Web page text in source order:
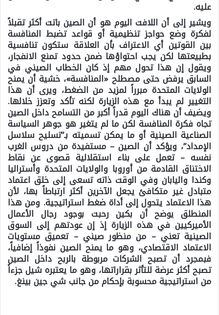
عليه.
ويشير إلى أن اللافت اليوم هو أن الصين باتت أكثر تقبلاً
لفكرة وضع حواجز تنظيمية أو قواعد تضبط المنافسة
بين القوتين أي الاعتراف بأن العلاقة ستكون تنافسية
بطبيعتها لكن يجب احتواؤها ضمن حدود تمنع الانفجار،
ويقول إن هذا تحول مهم إذ كان الخطاب الصيني في
السابق يرفض حتى مصطلح «المنافسة»، خشية أن يمنح
الولايات المتحدة مبرراً لمزيد من الضغط، ويرى أن هذا
التغيير لم يبدأ مع هذه الزيارة لكنه تأكد وتعزز خلالها.
ويضيف أن هناك اليوم قدراً أكبر من التسامح داخل الصين
تجاه فكرة المنافسة لكن ما لم يتغير هو جوهر السياسة
الصناعية الصينية أو ما يمكن تسميته بـ”تسليح سلاسل
الإمداد”، ويؤكد أن الصين – مستفيدة من دروس الغرب
نفسه – تعمل على بناء استقلالية قصوى عن نقاط
الاختناق القادمة من أوروبا والولايات المتحدة وأستراليا
وكندا واليابان وفي الوقت ذاته تسعى إلى خلق اعتماد
متبادل غير متكافئ يجعل الآخرين أكثر ارتباطاً بها، لأن
هذا الاعتماد يتحول إلى أداة ضغط استراتيجية. ومن هذا
المنطلق يوضح أن بكين رحبت بوجود رجال الأعمال
الأميركيين في هذه الزيارة إذ إن عودتهم إلى السوق
الصينية تعني – من منظور صيني – تعميق مستويات
الاعتماد الاقتصادي، وهو ما يمنح الصين نفوذاً إضافياً،
فبمجرد أن تصبح الشركات مربوطة بالربح داخل الصين
تصبح أكثر عرضة للتأثر بقراراتها، وهو ما يعتبره شيل جزءاً
من استراتيجية محسوبة بإحكام من جانب شي جين بينغ.